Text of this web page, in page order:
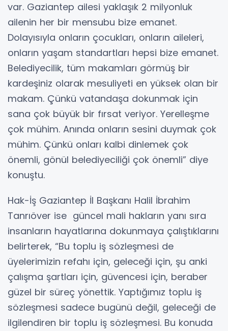
var. Gaziantep ailesi yaklaşık 2 milyonluk
ailenin her bir mensubu bize emanet.
Dolayısıyla onların çocukları, onların aileleri,
onların yaşam standartları hepsi bize emanet.
Belediyecilik, tüm makamları görmüş bir
kardeşiniz olarak mesuliyeti en yüksek olan bir
makam. Çünkü vatandaşa dokunmak için
sana çok büyük bir fırsat veriyor. Yerelleşme
çok mühim. Anında onların sesini duymak çok
mühim. Çünkü onları kalbi dinlemek çok
önemli, gönül belediyeciliği çok önemli” diye
konuştu.
Hak-İş Gaziantep İl Başkanı Halil İbrahim
Tanrıöver ise güncel mali hakların yanı sıra
insanların hayatlarına dokunmaya çalıştıklarını
belirterek, “Bu toplu iş sözleşmesi de
üyelerimizin refahı için, geleceği için, şu anki
çalışma şartları için, güvencesi için, beraber
güzel bir süreç yönettik. Yaptığımız toplu iş
sözleşmesi sadece bugünü değil, geleceği de
ilgilendiren bir toplu iş sözleşmesi. Bu konuda